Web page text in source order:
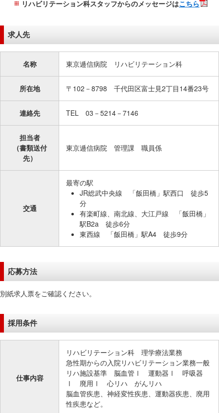
へ
ま
す
共
メ
ニ
ュ
ー
動
し
の
場
所
移
動
本
リハビリテーション科スタッフからのメッセージはこちら
求人先
名称 東京逓信病院 リハビリテーション科
所在地 〒102－8798 千代田区富士見2丁目14番23号
連絡先 TEL 03－5214－7146
担当者
（書類送付
先）
東京逓信病院 管理課 職員係
交通
最寄の駅
JR総武中央線 「飯田橋」駅西口 徒歩5
分
有楽町線、南北線、大江戸線 「飯田橋」
駅B2a 徒歩6分
東西線 「飯田橋」駅A4 徒歩9分
応募方法
別紙求人票をご確認ください。
採用条件
仕事内容
リハビリテーション科 理学療法業務
急性期からの入院リハビリテーション業務一般
リハ施設基準 脳血管Ⅰ 運動器Ⅰ 呼吸器
Ⅰ 廃用Ⅰ 心リハ がんリハ
脳血管疾患、神経変性疾患、運動器疾患、廃用
性疾患など。